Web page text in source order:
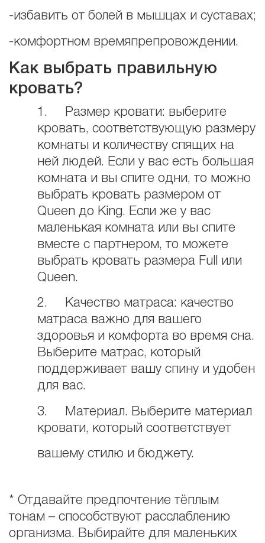
-избавить от болей в мышцах и суставах;
-комфортном времяпрепровождении.
Как выбрать правильную
кровать?
1. Размер кровати: выберите
кровать, соответствующую размеру
комнаты и количеству спящих на
ней людей. Если у вас есть большая
комната и вы спите одни, то можно
выбрать кровать размером от
Queen до King. Если же у вас
маленькая комната или вы спите
вместе с партнером, то можете
выбрать кровать размера Full или
Queen.
2. Качество матраса: качество
матраса важно для вашего
здоровья и комфорта во время сна.
Выберите матрас, который
поддерживает вашу спину и удобен
для вас.
3. Материал. Выберите материал
кровати, который соответствует
вашему стилю и бюджету.
* Отдавайте предпочтение тёплым
тонам – способствуют расслаблению
организма. Выбирайте для маленьких